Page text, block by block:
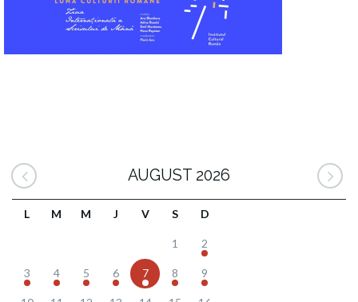
AUGUST 2026
L M M J V S D
1 2
3 4 5 6 7 8 9